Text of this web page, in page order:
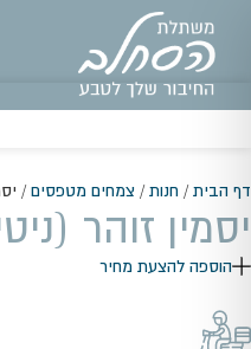
דף הבית/ חנות/ צמחים מטפסים/
יסמין זוהר
הוספה להצעת מחיר